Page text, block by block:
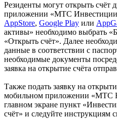
Резиденты могут открыть счёт
приложении «МТС
AppStore, Google Play или
активы» необходимо выбрать
«Открыть счёт». Далее
данные в соответствии с
необходимые документы
заявка на открытие счёта
Также подать заявку на
мобильном приложении «МТС
главном экране пункт
счёт» и следуйте инструкциям